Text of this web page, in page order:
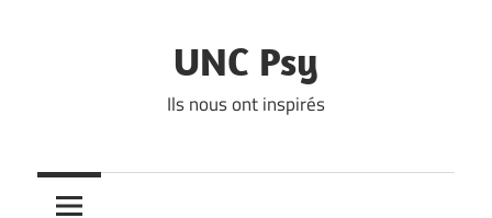
UNC Psy
Ils nous ont inspirés